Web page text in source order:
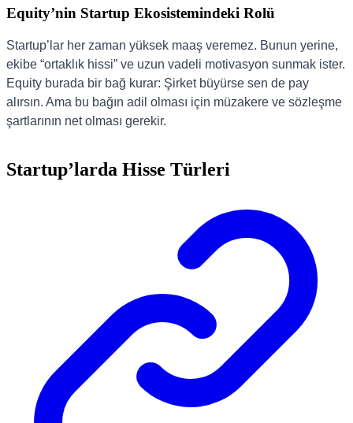
Equity’nin Startup Ekosistemindeki Rolü
Startup’lar her zaman yüksek maaş veremez. Bunun yerine,
ekibe “ortaklık hissi” ve uzun vadeli motivasyon sunmak ister.
Equity burada bir bağ kurar: Şirket büyürse sen de pay
alırsın. Ama bu bağın adil olması için müzakere ve sözleşme
şartlarının net olması gerekir.
Startup’larda Hisse Türleri